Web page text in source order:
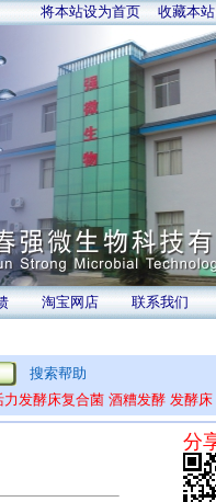
将本站设为首页 收藏本站
淘宝网店 联系我们
搜索帮助
力发酵床复合菌 酒糟发酵 发酵床